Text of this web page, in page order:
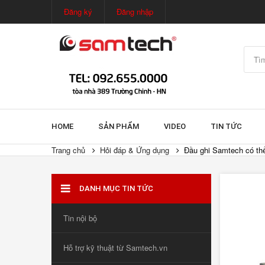
Đăng ký Đăng nhập
HOME SẢN PHẨM VIDEO TIN TỨC
Trang chủ Hỏi đáp & Ứng dụng Đầu ghi Samtech có
DANH MỤC TIN TỨC
Tin nội bộ
Hỗ trợ kỹ thuật từ Samtech.vn